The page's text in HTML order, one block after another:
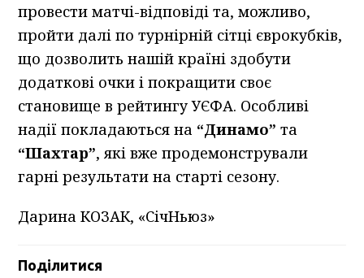
провести матчі-відповіді та, можливо,
пройти далі по турнірній сітці єврокубків,
що дозволить нашій країні здобути
додаткові очки і покращити своє
становище в рейтингу УЄФА. Особливі
надії покладаються на “Динамо” та
“Шахтар”, які вже продемонстрували
гарні результати на старті сезону.
Дарина КОЗАК, «СічНьюз»
Поділитися